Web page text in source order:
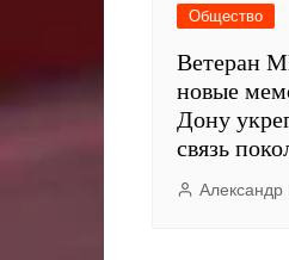
Общество
Ветеран
новые
Дону
связь